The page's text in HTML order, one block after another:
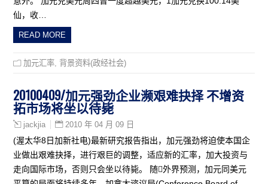
仙，收…
READ MORE
加元汇率 背景资料(政经社会)
20100409/加元强劲企业濒艰难抉择 不增资
拓市场将坐以待毙
jackjia 2010 年 04 月 09 日
(渥太华8日加新社电)最新研究报告指出，加元强劲将迫使本国企
业做出艰难抉择，进行艰巨的调整，适应新的汇率，加大投资与
走向国际市场，否则只会坐以待毙。 随外界预测，加元同美元